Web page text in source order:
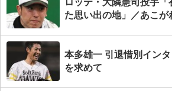
た思い出の地」／あこが
本多雄一 引退惜別イン
を求めて